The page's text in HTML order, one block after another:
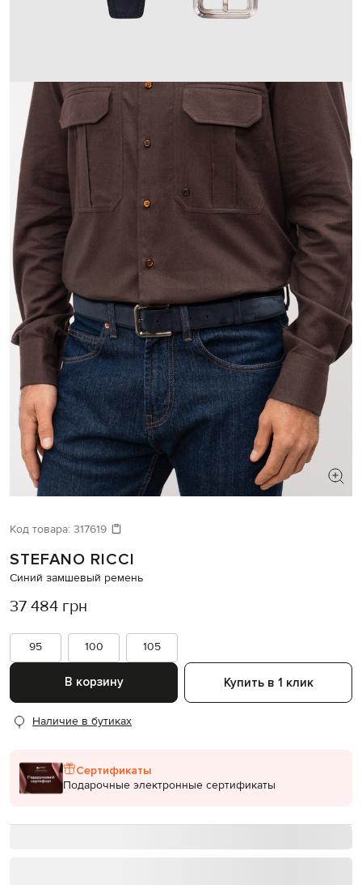
Давайте подберем что-то еще
Похожие товары
Код товара: 317619
STEFANO RICCI
Синий замшевый ремень
37 484 грн
95 100 105
В корзину Купить в 1 клик
Наличие в бутиках
Сертификаты
Подарочные электронные сертификаты